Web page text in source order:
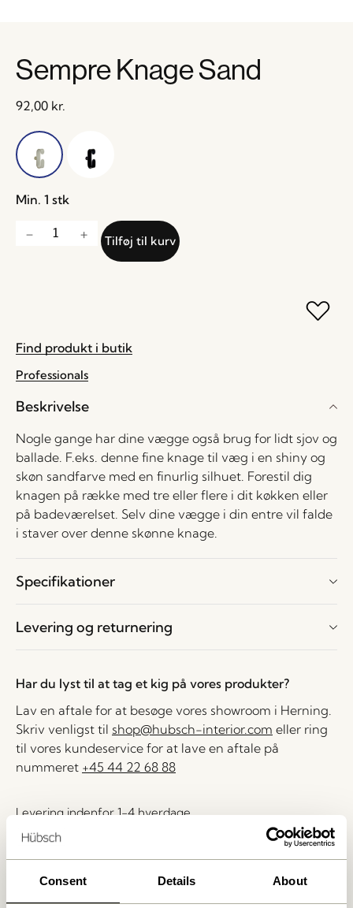
Consent Details About
Sempre Knage Sand
92,00 kr.
Min. 1 stk
Tilføj til kurv
Find produkt i butik
Professionals
Beskrivelse
Nogle gange har dine vægge også brug for lidt sjov og
ballade. F.eks. denne fine knage til væg i en shiny og
skøn sandfarve med en finurlig silhuet. Forestil dig
knagen på række med tre eller flere i dit køkken eller
på badeværelset. Selv dine vægge i din entre vil falde
i staver over denne skønne knage.
Specifikationer
Levering og returnering
Har du lyst til at tag et kig på vores produkter?
Lav en aftale for at besøge vores showroom i Herning.
Skriv venligst til shop@hubsch-interior.com eller ring
til vores kundeservice for at lave en aftale på
nummeret +45 44 22 68 88
Levering indenfor 1-4 hverdage
30 dages returret